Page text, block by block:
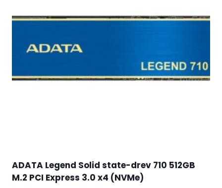
ADATA Legend Solid state-drev 710 512GB
M.2 PCI Express 3.0 x4 (NVMe)